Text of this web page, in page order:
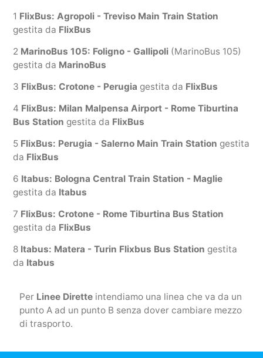
1 FlixBus: Agropoli - Treviso Main Train Station
gestita da FlixBus
2 MarinoBus 105: Foligno - Gallipoli (MarinoBus 105)
gestita da MarinoBus
3 FlixBus: Crotone - Perugia gestita da FlixBus
4 FlixBus: Milan Malpensa Airport - Rome Tiburtina
Bus Station gestita da FlixBus
5 FlixBus: Perugia - Salerno Main Train Station gestita
da FlixBus
6 Itabus: Bologna Central Train Station - Maglie
gestita da Itabus
7 FlixBus: Crotone - Rome Tiburtina Bus Station
gestita da FlixBus
8 Itabus: Matera - Turin Flixbus Bus Station gestita
da Itabus
Per Linee Diretteintendiamo una linea che va da un
punto A ad un punto B senza dover cambiare mezzo
di trasporto.